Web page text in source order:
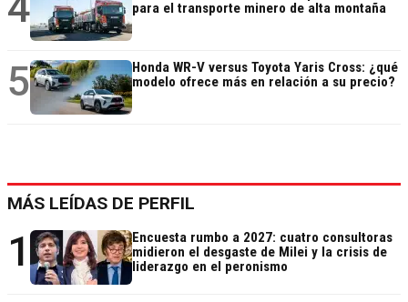
para el transporte minero de alta montaña
5
Honda WR-V versus Toyota Yaris Cross: ¿qué
modelo ofrece más en relación a su precio?
MÁS LEÍDAS DE PERFIL
1
Encuesta rumbo a 2027: cuatro consultoras
midieron el desgaste de Milei y la crisis de
liderazgo en el peronismo